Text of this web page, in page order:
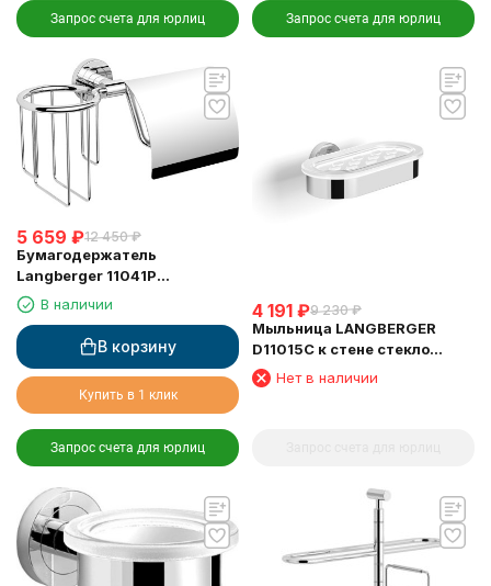
Запрос счета для юрлиц Запрос счета для юрлиц
5 659 ₽12 450 ₽
Бумагодержатель
Langberger 11041P
туалетной бумаги с
крышкой и освежителем
воздуха
В наличии
В корзину
Купить в 1 клик
Запрос счета для юрлиц
4 191 ₽9 230 ₽
Мыльница LANGBERGER
D11015C к стене стекло
овальная
Нет в наличии